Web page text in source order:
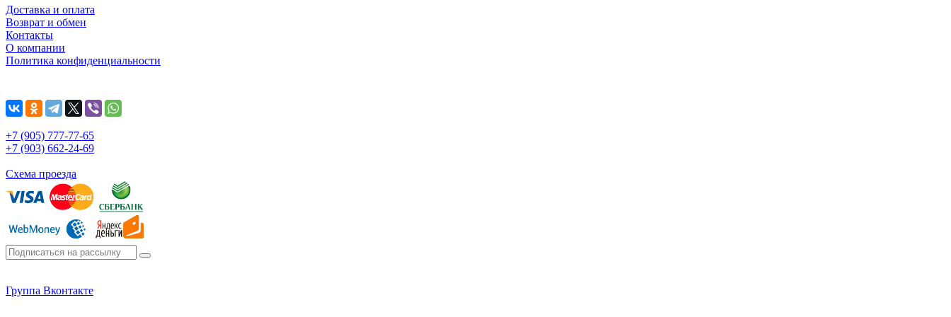
Доставка и оплата
Возврат и обмен
Контакты
О компании
Политика конфиденциальности
+7 (905) 777-77-65
+7 (903) 662-24-69
Схема проезда
Группа Вконтакте